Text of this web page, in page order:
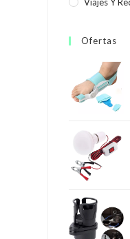
Ofertas